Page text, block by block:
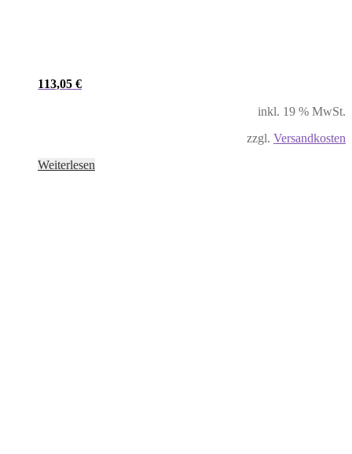
113,05 €
inkl. 19 % MwSt.
zzgl. Versandkosten
Weiterlesen